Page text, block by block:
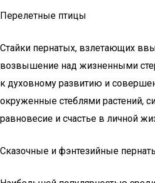
Перелетные птицы
Стайки пернатых, взлетающих
возвышение над жизненными
к духовному развитию и
окруженные стеблями растений,
равновесие и счастье в личной
Сказочные и фэнтезийные